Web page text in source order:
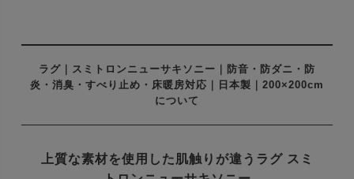
ラグ｜スミトロンニューサキソニー｜防音・防ダニ・防
炎・消臭・すべり止め・床暖房対応｜日本製｜200×200cm
について
上質な素材を使用した肌触りが違う ラグ スミ